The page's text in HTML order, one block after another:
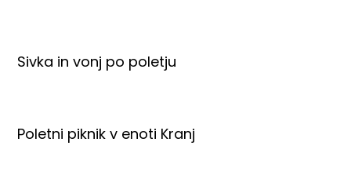
Sivka in vonj po poletju
Poletni piknik v enoti Kranj